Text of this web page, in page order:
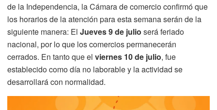
de la Independencia, la Cámara de comercio confirmó que
los horarios de la atención para esta semana serán de la
siguiente manera: El Jueves 9 de julio será feriado
nacional, por lo que los comercios permanecerán
cerrados. En tanto que el viernes 10 de julio, fue
establecido como día no laborable y la actividad se
desarrollará con normalidad.